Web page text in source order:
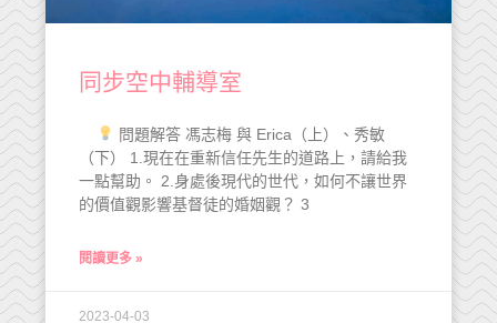
同步空中輔導室
問題解答 馮志梅 與 Erica（上）、秀敏
（下） 1.現在在重新信任先生的道路上，請給我
一點幫助。 2.身處後現代的世代，如何不讓世界
的價值觀影響基督徒的婚姻觀？ 3
閱讀更多 »
2023-04-03